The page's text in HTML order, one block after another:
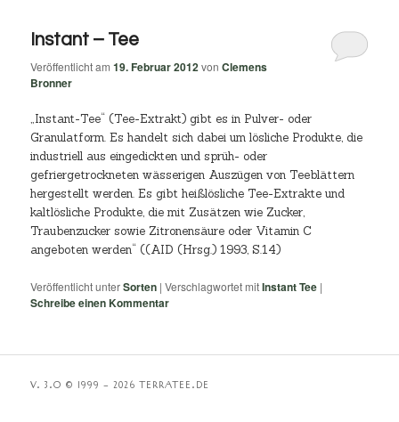
Instant – Tee
Veröffentlicht am19. Februar 2012vonClemens
Bronner
„Instant-Tee“ (Tee-Extrakt) gibt es in Pulver- oder
Granulatform. Es handelt sich dabei um lösliche Produkte, die
industriell aus eingedickten und sprüh- oder
gefriergetrockneten wässerigen Auszügen von Teeblättern
hergestellt werden. Es gibt heißlösliche Tee-Extrakte und
kaltlösliche Produkte, die mit Zusätzen wie Zucker,
Traubenzucker sowie Zitronensäure oder Vitamin C
angeboten werden“ ((AID (Hrsg.) 1993, S.14)
Veröffentlicht unterSorten |Verschlagwortet mitInstant Tee |
Schreibe einen Kommentar
V. 3.O © 1999 – 2026 TERRATEE.DE